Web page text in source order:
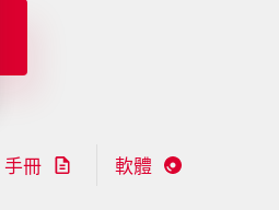
手冊 軟體